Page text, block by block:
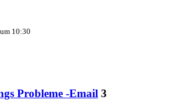
10:30
Probleme -Email 3